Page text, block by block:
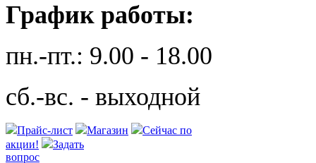
График работы:
пн.-пт.: 9.00 - 18.00
сб.-вс. - выходной
Прайс-лист Магазин
Сейчас по
акции!
Задать
вопрос